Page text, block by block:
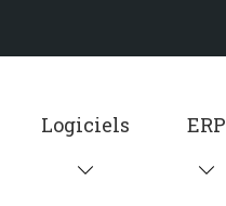
Logiciels ERP